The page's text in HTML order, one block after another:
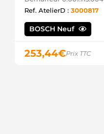
Ref. AtelierD : 3000817
BOSCH Neuf
253,44€Prix TTC